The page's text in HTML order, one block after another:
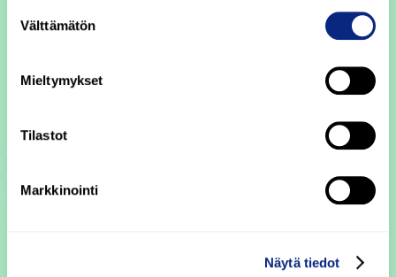
valinta
Välttämätön
Mieltymykset
Tilastot
Markkinointi
Näytä tiedot